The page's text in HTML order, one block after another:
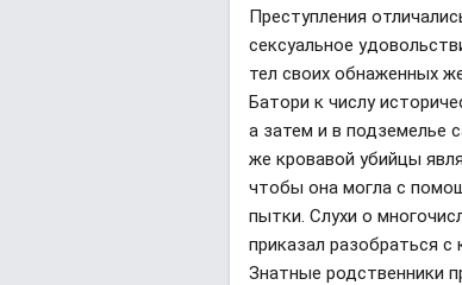
Преступления
сексуальное
тел своих обнаженных
Батори к числу
а затем и в подземелье
же кровавой убийцы
чтобы она могла с
пытки. Слухи о
приказал разобраться
Знатные родственники